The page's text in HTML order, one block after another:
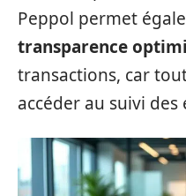
Peppol permet
transparence
transactions, car
accéder au suivi des